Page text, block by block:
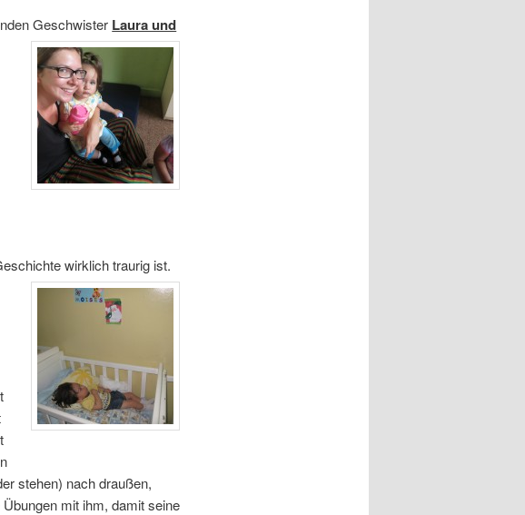
Geschwister Laura und
wirklich traurig ist.
stehen) nach draußen,
mit ihm, damit seine